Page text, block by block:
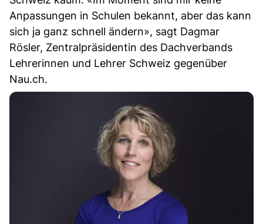
Anpassungen in Schulen bekannt, aber das kann
sich ja ganz schnell ändern», sagt Dagmar
Rösler, Zentralpräsidentin des Dachverbands
Lehrerinnen und Lehrer Schweiz gegenüber
Nau.ch.